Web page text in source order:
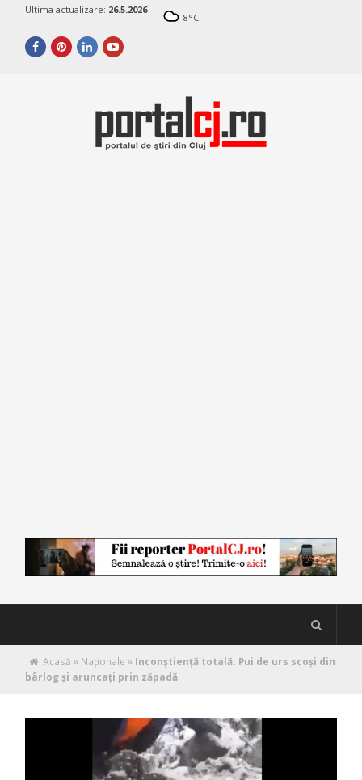
Ultima actualizare: 26.5.2026
8°C
Acasă » Naţionale » Inconștiență totală. Pui de urs scoși din
bârlog și aruncați prin zăpadă